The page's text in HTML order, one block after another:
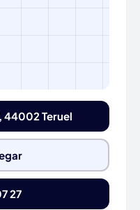
44002 Teruel
27